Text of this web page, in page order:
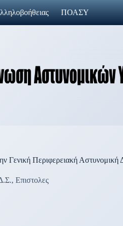
ΠΟΑΣΥ
Περιφερειακή Αστυνομική
, Επιστολες